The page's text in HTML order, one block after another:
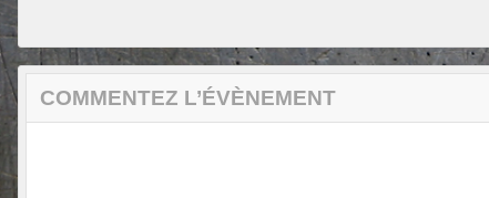
COMMENTEZ L’ÉVÈNEMENT